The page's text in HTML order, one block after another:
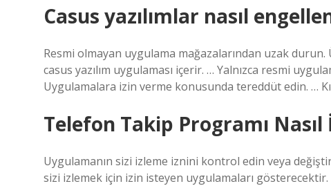
Casus yazılımlar nasıl
Resmi olmayan uygulama mağazalarından uzak
casus yazılım uygulaması içerir. … Yalnızca resmi
Uygulamalara izin verme konusunda tereddüt edin. …
Telefon Takip Programı
Uygulamanın sizi izleme iznini kontrol edin veya
sizi izlemek için izin isteyen uygulamaları